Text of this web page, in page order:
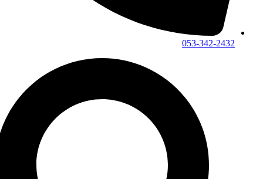
053-342-2432